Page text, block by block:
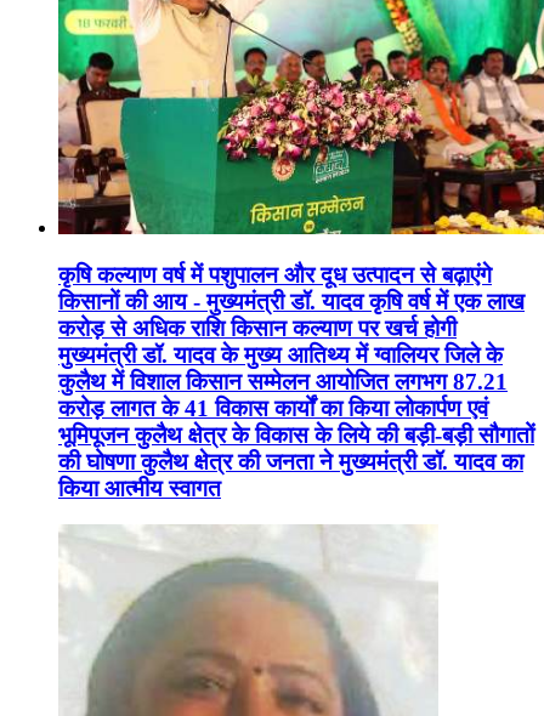
कृषि कल्याण वर्ष में पशुपालन और दूध उत्पादन से बढ़ाएंगे
किसानों की आय - मुख्यमंत्री डॉ. यादव कृषि वर्ष में एक लाख
करोड़ से अधिक राशि किसान कल्याण पर खर्च होगी
मुख्यमंत्री डॉ. यादव के मुख्य आतिथ्य में ग्वालियर जिले के
कुलैथ में विशाल किसान सम्मेलन आयोजित लगभग 87.21
करोड़ लागत के 41 विकास कार्यों का किया लोकार्पण एवं
भूमिपूजन कुलैथ क्षेत्र के विकास के लिये की बड़ी-बड़ी सौगातों
की घोषणा कुलैथ क्षेत्र की जनता ने मुख्यमंत्री डॉ. यादव का
किया आत्मीय स्वागत